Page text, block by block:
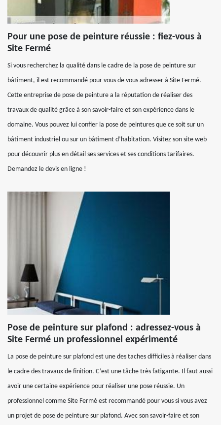
Pour une pose de peinture réussie : fiez-vous à
Site Fermé
Si vous recherchez la qualité dans le cadre de la pose de peinture sur
bâtiment, il est recommandé pour vous de vous adresser à Site Fermé.
Cette entreprise de pose de peinture a la réputation de réaliser des
travaux de qualité grâce à son savoir-faire et son expérience dans le
domaine. Vous pouvez lui confier la pose de peintures que ce soit sur un
bâtiment industriel ou sur un bâtiment d’habitation. Visitez son site web
pour découvrir plus en détail ses services et ses conditions tarifaires.
Demandez le devis en ligne !
Pose de peinture sur plafond : adressez-vous à
Site Fermé un professionnel expérimenté
La pose de peinture sur plafond est une des taches difficiles à réaliser dans
le cadre des travaux de finition. C’est une tâche très fatigante. Il faut aussi
avoir une certaine expérience pour réaliser une pose réussie. Un
professionnel comme Site Fermé est recommandé pour vous si vous avez
un projet de pose de peinture sur plafond. Avec son savoir-faire et son